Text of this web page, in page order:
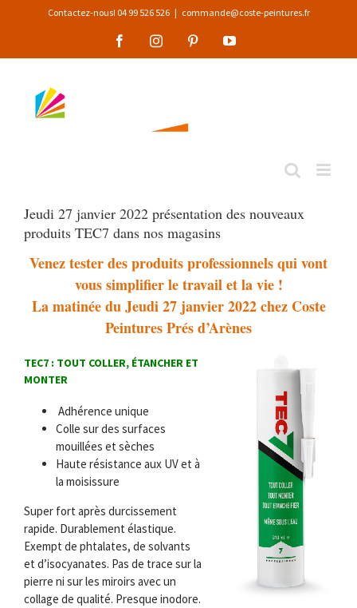
Contactez-nous! 04 99 526 526 | commande@coste-peintures.fr
FacebookInstagramPinterestYouTube
Jeudi 27 janvier 2022 présentation des nouveaux
produits TEC7 dans nos magasins
Venez tester des produits professionnels qui vont
vous simplifier le travail et la vie !
La matinée du Jeudi 27 janvier 2022 chez Coste
Peintures Prés d’Arènes
TEC7 : TOUT COLLER, ÉTANCHER ET
MONTER
Adhérence unique
Colle sur des surfaces
mouillées et sèches
Haute résistance aux UV et à
la moisissure
Super fort après durcissement
rapide. Durablement élastique.
Exempt de phtalates, de solvants
et d’isocyanates. Pas de trace sur la
pierre ni sur les miroirs avec un
collage de qualité. Presque inodore.